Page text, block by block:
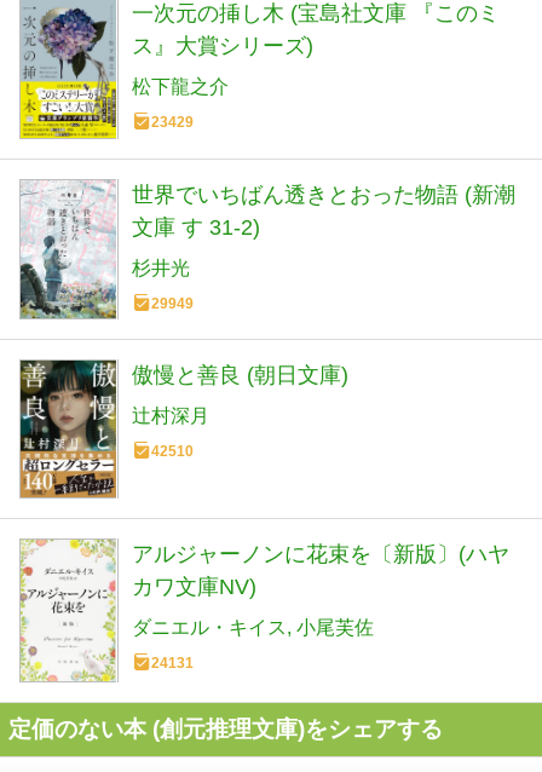
一次元の挿し木 (宝島社文庫 『このミ
ス』大賞シリーズ)
松下龍之介
23429
世界でいちばん透きとおった物語 (新潮
文庫 す 31-2)
杉井光
29949
傲慢と善良 (朝日文庫)
辻村深月
42510
アルジャーノンに花束を〔新版〕(ハヤ
カワ文庫NV)
ダニエル・キイス 小尾芙佐
24131
定価のない本 (創元推理文庫)をシェアする